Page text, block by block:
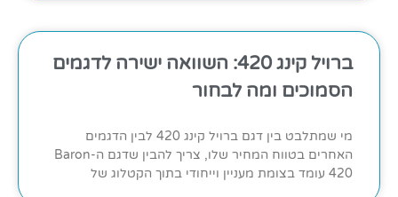
ברויל קינג 420: השוואה ישירה לדגמים
הסמוכים ומה לבחור
מי שמתלבט בין דגם ברויל קינג 420 לבין הדגמים
האחרים בטווח המחיר שלו, צריך להבין שדגם ה-Baron
420 עומד בצומת מעניין וייחודי בתוך הקטלוג של